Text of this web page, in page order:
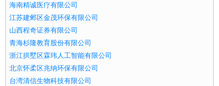
海南精诚医疗有限公司
江苏建邺区金茂环保有限公司
山西程奇证券有限公司
青海杉隆教育股份有限公司
浙江拱墅区霖玮人工智能有限公司
北京怀柔区兆纳环保有限公司
台湾清信生物科技有限公司